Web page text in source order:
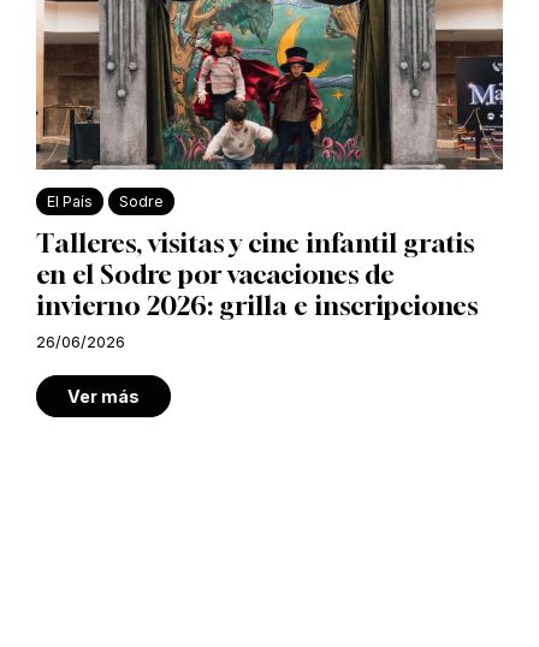
El País Sodre
Talleres, visitas y cine infantil gratis
en el Sodre por vacaciones de
invierno 2026: grilla e inscripciones
26/06/2026
Ver más